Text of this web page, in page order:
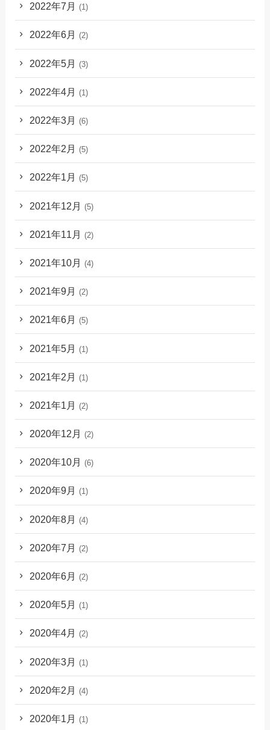
2022年7月 (1)
2022年6月 (2)
2022年5月 (3)
2022年4月 (1)
2022年3月 (6)
2022年2月 (5)
2022年1月 (5)
2021年12月 (5)
2021年11月 (2)
2021年10月 (4)
2021年9月 (2)
2021年6月 (5)
2021年5月 (1)
2021年2月 (1)
2021年1月 (2)
2020年12月 (2)
2020年10月 (6)
2020年9月 (1)
2020年8月 (4)
2020年7月 (2)
2020年6月 (2)
2020年5月 (1)
2020年4月 (2)
2020年3月 (1)
2020年2月 (4)
2020年1月 (1)